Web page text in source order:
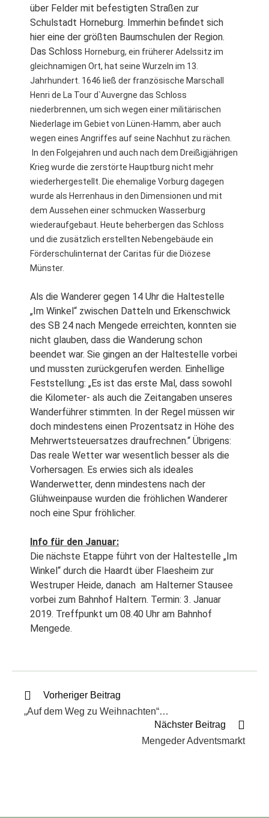
über Felder mit befestigten Straßen zur
Schulstadt Horneburg. Immerhin befindet sich
hier eine der größten Baumschulen der Region.
Das Schloss Horneburg, ein früherer Adelssitz im
gleichnamigen Ort, hat seine Wurzeln im 13.
Jahrhundert. 1646 ließ der französische Marschall
Henri de La Tour d`Auvergne das Schloss
niederbrennen, um sich wegen einer militärischen
Niederlage im Gebiet von Lünen-Hamm, aber auch
wegen eines Angriffes auf seine Nachhut zu rächen.
In den Folgejahren und auch nach dem Dreißigjährigen
Krieg wurde die zerstörte Hauptburg nicht mehr
wiederhergestellt. Die ehemalige Vorburg dagegen
wurde als Herrenhaus in den Dimensionen und mit
dem Aussehen einer schmucken Wasserburg
wiederaufgebaut. Heute beherbergen das Schloss
und die zusätzlich erstellten Nebengebäude ein
Förderschulinternat der Caritas für die Diözese
Münster.
Als die Wanderer gegen 14 Uhr die Haltestelle
„Im Winkel“ zwischen Datteln und Erkenschwick
des SB 24 nach Mengede erreichten, konnten sie
nicht glauben, dass die Wanderung schon
beendet war. Sie gingen an der Haltestelle vorbei
und mussten zurückgerufen werden. Einhellige
Feststellung: „Es ist das erste Mal, dass sowohl
die Kilometer- als auch die Zeitangaben unseres
Wanderführer stimmten. In der Regel müssen wir
doch mindestens einen Prozentsatz in Höhe des
Mehrwertsteuersatzes draufrechnen.“ Übrigens:
Das reale Wetter war wesentlich besser als die
Vorhersagen. Es erwies sich als ideales
Wanderwetter, denn mindestens nach der
Glühweinpause wurden die fröhlichen Wanderer
noch eine Spur fröhlicher.
Info für den Januar:
Die nächste Etappe führt von der Haltestelle „Im
Winkel“ durch die Haardt über Flaesheim zur
Westruper Heide, danach am Halterner Stausee
vorbei zum Bahnhof Haltern. Termin: 3. Januar
2019. Treffpunkt um 08.40 Uhr am Bahnhof
Mengede.
Vorheriger Beitrag
„Auf dem Weg zu Weihnachten“…
Nächster Beitrag
Mengeder Adventsmarkt